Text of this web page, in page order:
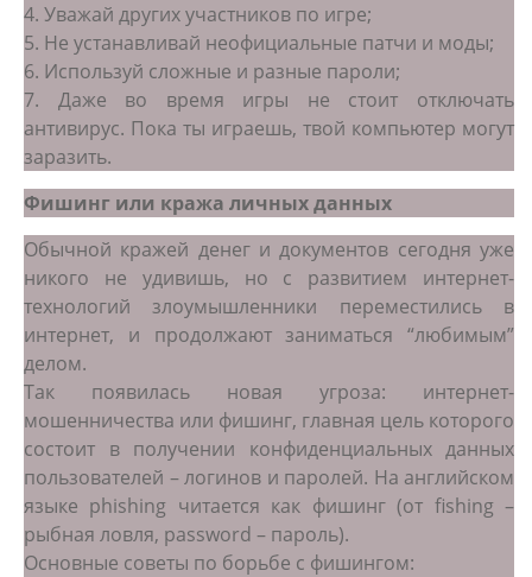
4. Уважай других участников по игре;
5. Не устанавливай неофициальные патчи и моды;
6. Используй сложные и разные пароли;
7. Даже во время игры не стоит отключать
антивирус. Пока ты играешь, твой компьютер могут
заразить.
Фишинг или кража личных данных
Обычной кражей денег и документов сегодня уже
никого не удивишь, но с развитием интернет-
технологий злоумышленники переместились в
интернет, и продолжают заниматься “любимым”
делом.
Так появилась новая угроза: интернет-
мошенничества или фишинг, главная цель которого
состоит в получении конфиденциальных данных
пользователей – логинов и паролей. На английском
языке phishing читается как фишинг (от fishing –
рыбная ловля, password – пароль).
Основные советы по борьбе с фишингом: